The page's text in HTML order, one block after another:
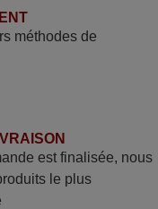
la
le
Le document
De plus, elle est
fournies.
JEAN,
FRANCE
méthodes de
est finalisée, nous
le plus